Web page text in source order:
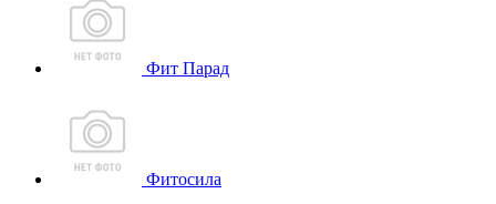
Фит Парад
Фитосила